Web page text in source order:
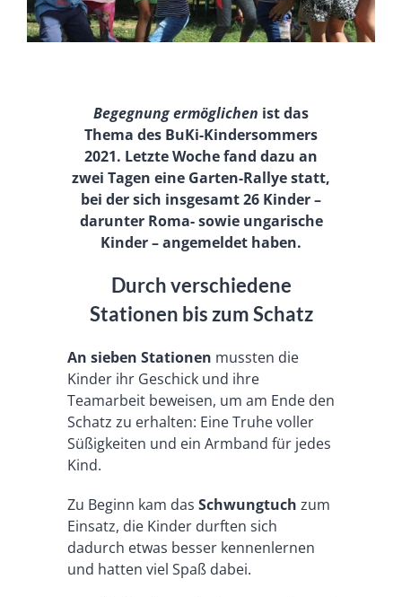
Begegnung ermöglichen ist das
Thema des BuKi-Kindersommers
2021. Letzte Woche fand dazu an
zwei Tagen eine Garten-Rallye statt,
bei der sich insgesamt 26 Kinder –
darunter Roma- sowie ungarische
Kinder – angemeldet haben.
Durch verschiedene
Stationen bis zum Schatz
An sieben Stationen mussten die
Kinder ihr Geschick und ihre
Teamarbeit beweisen, um am Ende den
Schatz zu erhalten: Eine Truhe voller
Süßigkeiten und ein Armband für jedes
Kind.
Zu Beginn kam das Schwungtuch zum
Einsatz, die Kinder durften sich
dadurch etwas besser kennenlernen
und hatten viel Spaß dabei.